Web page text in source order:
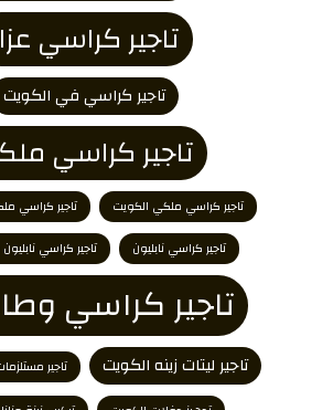
تاجير كراسي
تاجير كراسي في الكويت
تاجير كراسي
تاجير كراسي ملكي الكويت
تاجير كراسي
تاجير كراسي نابليون
تاجير كراسي
تاجير كراسي
تاجير ليتات زينه الكويت
تاجير